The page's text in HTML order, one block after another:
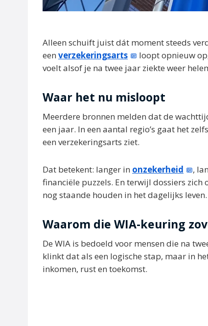
Alleen schuift juist dát moment steeds
een verzekeringsarts
loopt opnieuw
voelt alsof je na twee jaar ziekte weer
Waar het nu misloopt
Meerdere bronnen melden dat de
een jaar. In een aantal regio’s gaat het
een verzekeringsarts ziet.
Dat betekent: langer in onzekerheid
,
financiële puzzels. En terwijl dossiers
nog staande houden in het dagelijks leven.
Waarom die WIA-keuring
De WIA is bedoeld voor mensen die na
klinkt dat als een logische stap, maar in
inkomen, rust en toekomst.